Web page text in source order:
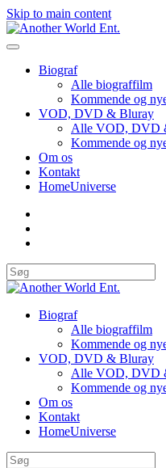
Skip to main content
Biograf
Alle biograffilm
Kommende og
VOD, DVD & Bluray
Alle VOD, DVD
Kommende og
Om os
Kontakt
HomeUniverse
Biograf
Alle biograffilm
Kommende og
VOD, DVD & Bluray
Alle VOD, DVD
Kommende og
Om os
Kontakt
HomeUniverse